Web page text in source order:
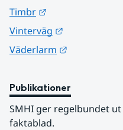
Timbr
Vinterväg
Väderlarm
Publikationer
SMHI ger regelbundet
faktablad.